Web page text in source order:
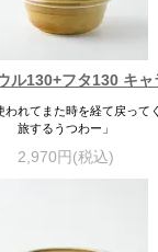
ル130+フタ130 キ
れてまた時を経て戻って
旅するうつわー」
2,970円(税込)